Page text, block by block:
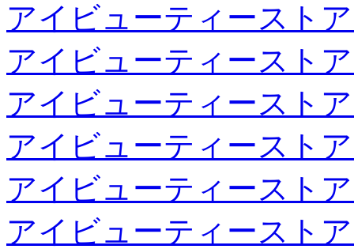
アイビューティースト
アイビューティースト
アイビューティースト
アイビューティースト
アイビューティースト
アイビューティースト